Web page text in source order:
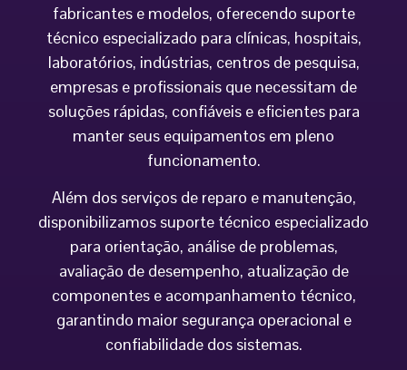
fabricantes e modelos, oferecendo suporte
técnico especializado para clínicas, hospitais,
laboratórios, indústrias, centros de pesquisa,
empresas e profissionais que necessitam de
soluções rápidas, confiáveis e eficientes para
manter seus equipamentos em pleno
funcionamento.
Além dos serviços de reparo e manutenção,
disponibilizamos suporte técnico especializado
para orientação, análise de problemas,
avaliação de desempenho, atualização de
componentes e acompanhamento técnico,
garantindo maior segurança operacional e
confiabilidade dos sistemas.